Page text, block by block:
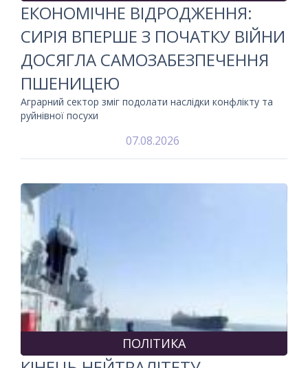
ЕКОНОМІЧНЕ ВІДРОДЖЕННЯ:
СИРІЯ ВПЕРШЕ З ПОЧАТКУ ВІЙНИ
ДОСЯГЛА САМОЗАБЕЗПЕЧЕННЯ
ПШЕНИЦЕЮ
Аграрний сектор зміг подолати наслідки конфлікту та
руйнівної посухи
07.08.2026
ПОЛІТИКА